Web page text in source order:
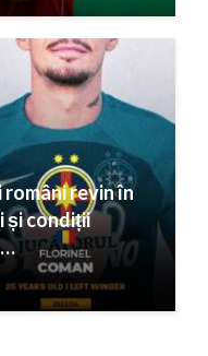
revin în
și condiții